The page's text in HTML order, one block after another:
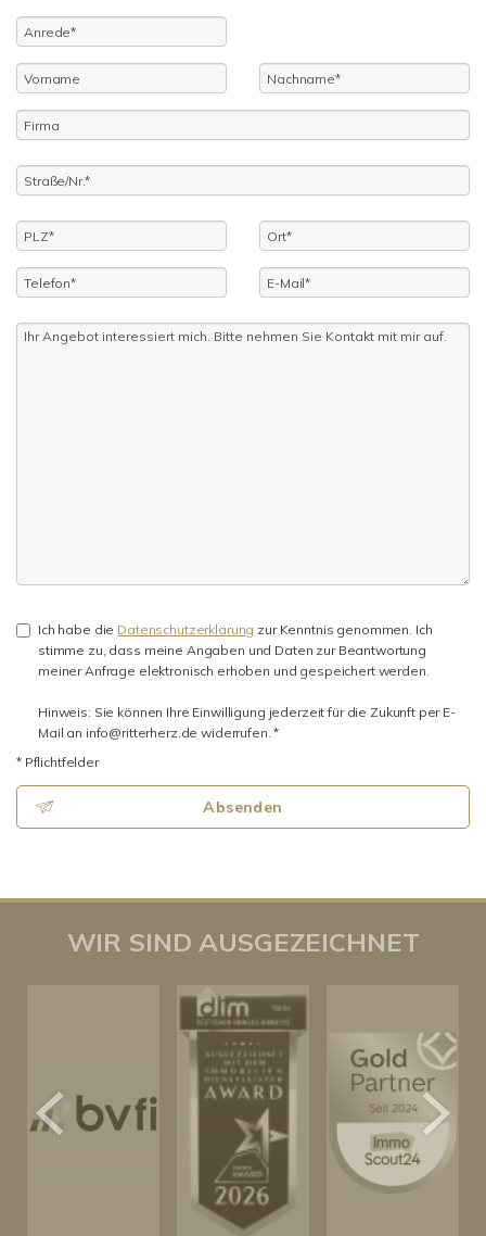
Ich habe die Datenschutzerklärung zur Kenntnis genommen. Ich
stimme zu, dass meine Angaben und Daten zur Beantwortung
meiner Anfrage elektronisch erhoben und gespeichert werden.
Hinweis: Sie können Ihre Einwilligung jederzeit für die Zukunft per E-
Mail an info@ritterherz.de widerrufen. *
* Pflichtfelder
Absenden
WIR SIND AUSGEZEICHNET